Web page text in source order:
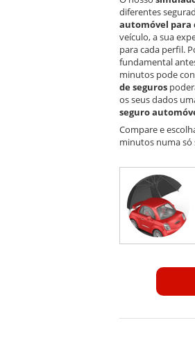
diferentes
automóvel para
veículo, a sua
para cada perfil.
fundamental
minutos pode
de seguros
os seus dados
seguro
Compare e
minutos numa só